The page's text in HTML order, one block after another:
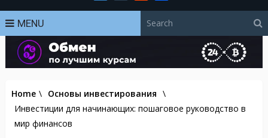
MENU
Home \ Основы инвестирования \
Инвестиции для начинающих: пошаговое руководство в
мир финансов